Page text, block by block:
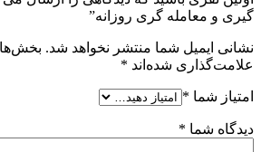
گیری و معامله گری روزانه”
نشانی ایمیل شما منتشر نخواهد شد.
علامت‌گذاری شده‌اند *
امتیاز شما *
دیدگاه شما *